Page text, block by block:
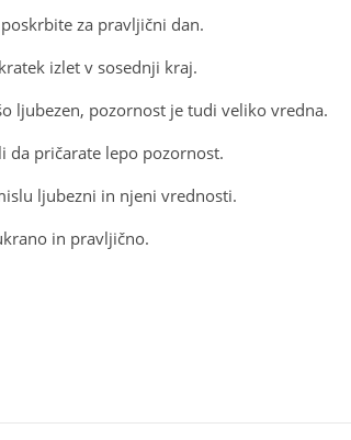
za pravljični dan.
izlet v sosednji kraj.
ljubezen, pozornost je tudi veliko vredna.
da pričarate lepo pozornost.
ljubezni in njeni vrednosti.
in pravljično.